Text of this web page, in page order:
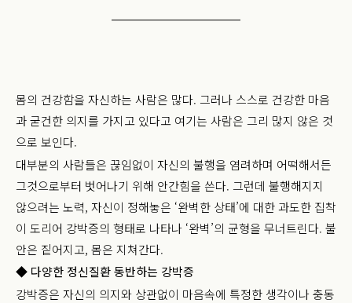
몸의 건강함을 자신하는 사람은 많다. 그러나 스스로 건강한 마음
과 굳건한 의지를 가지고 있다고 여기는 사람은 그리 많지 않은 것
으로 보인다.
대부분의 사람들은 끊임없이 자신의 불행을 염려하며 어떡해서든
그것으로부터 벗어나기 위해 안간힘을 쓴다. 그런데 불행해지지
않으려는 노력, 자신이 정해놓은 ‘완벽한 상태’에 대한 과도한 집착
이 도리어 강박증의 형태로 나타나 ‘완벽’의 균형을 무너트린다. 불
안은 짙어지고, 몸은 지쳐간다.
◆ 다양한 정신질환 동반하는 강박증
강박증은 자신의 의지와 상관없이 마음속에 특정한 생각이나 충동